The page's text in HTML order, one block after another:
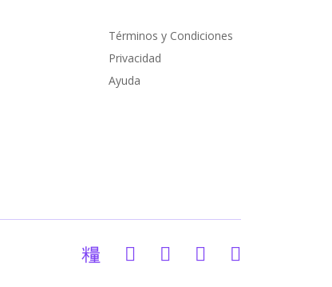
Términos y Condiciones
Privacidad
Ayuda